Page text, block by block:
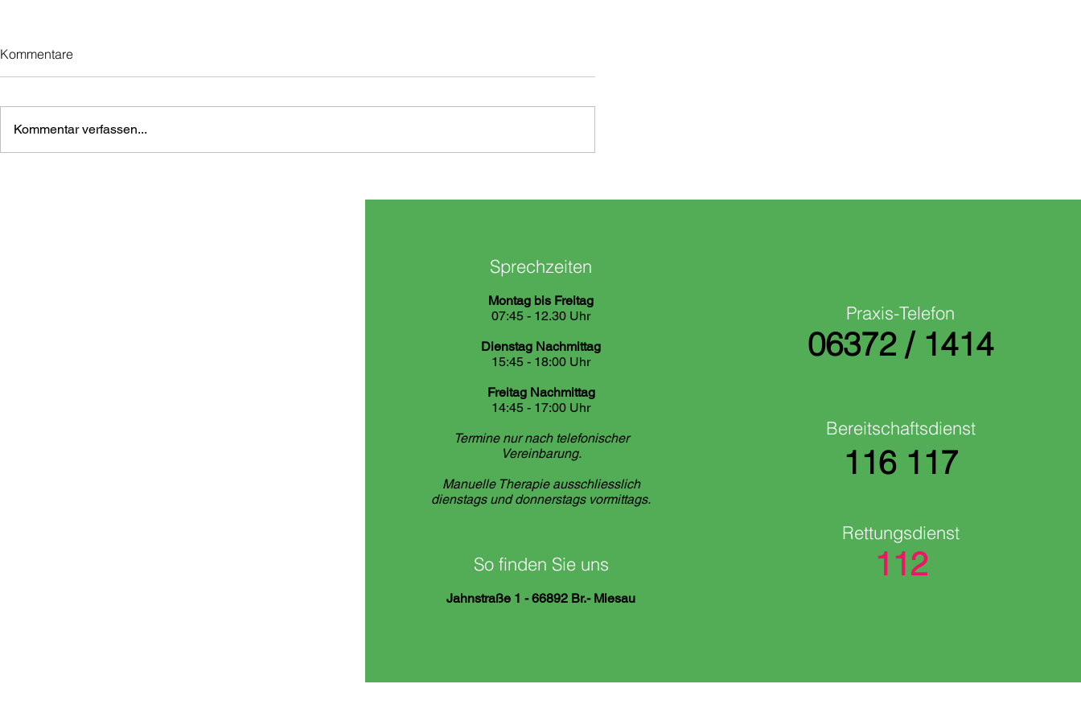
Wir werden smart
Kommentare
Kommentar verfassen...
Sprechzeiten
Montag bis Freitag
07:45 - 12.30 Uhr
Dienstag Nachmittag
15:45 - 18:00 Uhr​
Freitag Nachmittag
14:45 - 17:00 Uhr​
Termine nur nach telefonischer
Vereinbarung.
Manuelle Therapie ausschliesslich
dienstags und donnerstags vormittags.
So finden Sie uns
Jahnstraße 1 - 66892 Br.- Miesau
Praxis-Telefon​
06372 / 1414
Bereitschaftsdienst
116 117
Rettungsdienst
112